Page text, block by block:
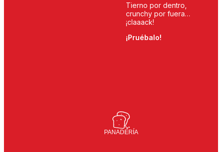
PANADERÍA
Tierno por dentro,
crunchy por fuera…
¡claaack!
¡Pruébalo!